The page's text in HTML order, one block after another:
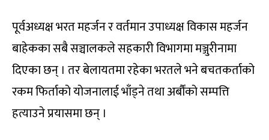
पूर्वअध्यक्ष भरत महर्जन र वर्तमान उपाध्यक्ष विकास महर्जन
बाहेकका सबै सञ्चालकले सहकारी विभागमा मञ्जुरीनामा
दिएका छन् । तर बेलायतमा रहेका भरतले भने बचतकर्ताको
रकम फिर्ताको योजनालाई भाँड्ने तथा अर्बौंको सम्पत्ति
हत्याउने प्रयासमा छन् ।